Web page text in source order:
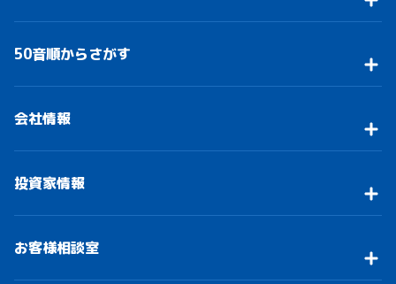
50音順からさがす
会社情報
投資家情報
お客様相談室